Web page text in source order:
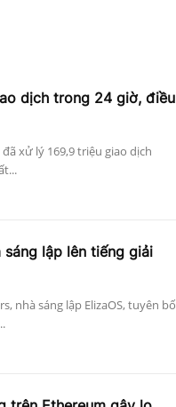
dịch trong 24 giờ, điều
xử lý 169,9 triệu giao dịch
lập lên tiếng giải
nhà sáng lập ElizaOS, tuyên bố